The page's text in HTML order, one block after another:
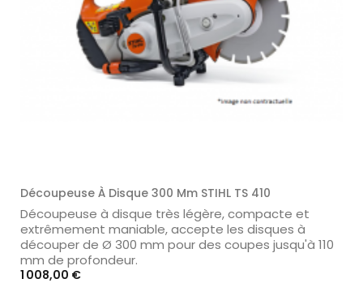
Découpeuse À Disque 300 Mm STIHL TS 410
Découpeuse à disque très légère, compacte et
extrêmement maniable, accepte les disques à
découper de Ø 300 mm pour des coupes jusqu'à 110
mm de profondeur.
Prix
1 008,00 €